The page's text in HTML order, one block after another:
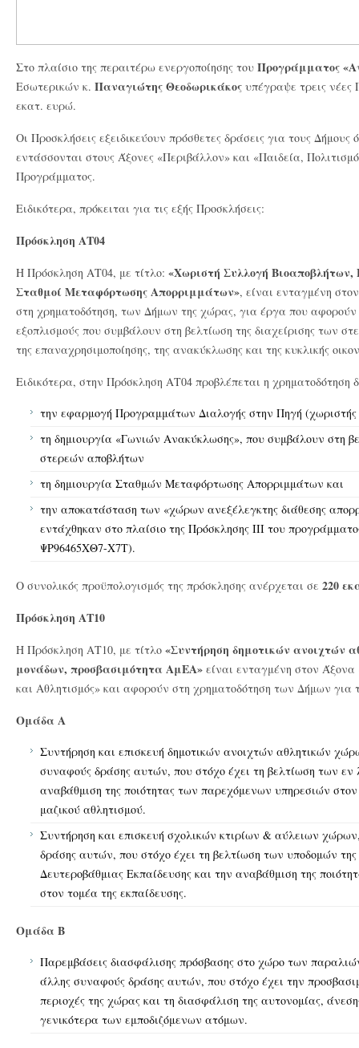
Στο πλαίσιο της περαιτέρω ενεργοποίησης του Προγράμματος
Εσωτερικών κ. Παναγιώτης Θεοδωρικάκος υπέγραψε τρεις νέες
εκατ. ευρώ.
Οι Προσκλήσεις εξειδικεύουν πρόσθετες δράσεις για τους Δήμους
εντάσσονται στους Άξονες «Περιβάλλον» και «Παιδεία,
Προγράμματος.
Ειδικότερα, πρόκειται για τις εξής Προσκλήσεις:
Πρόσκληση ΑΤ04
Η Πρόσκληση ΑΤ04, με τίτλο: «Χωριστή Συλλογή
Σταθμοί Μεταφόρτωσης Απορριμμάτων», είναι ενταγμένη
στη χρηματοδότηση, των Δήμων της χώρας, για έργα που αφορούν
εξοπλισμούς που συμβάλουν στη βελτίωση της διαχείρισης των
της επαναχρησιμοποίησης, της ανακύκλωσης και της κυκλικής
Ειδικότερα, στην Πρόσκληση ΑΤ04 προβλέπεται η χρηματοδότηση
την εφαρμογή Προγραμμάτων Διαλογής στην Πηγή
τη δημιουργία «Γωνιών Ανακύκλωσης», που συμβάλουν στη
στερεών αποβλήτων
τη δημιουργία Σταθμών Μεταφόρτωσης Απορριμμάτων και
την αποκατάσταση των «χώρων ανεξέλεγκτης διάθεσης
εντάχθηκαν στο πλαίσιο της Πρόσκλησης ΙΙΙ του
ΨΡ96465ΧΘ7-Χ7Τ).
Ο συνολικός προϋπολογισμός της πρόσκλησης ανέρχεται σε 220
Πρόσκληση ΑΤ10
Η Πρόσκληση ΑΤ10, με τίτλο «Συντήρηση δημοτικών ανοιχτών
μονάδων, προσβασιμότητα ΑμΕΑ» είναι ενταγμένη στον Άξονα
και Αθλητισμός» και αφορούν στη χρηματοδότηση των Δήμων για
Ομάδα Α
Συντήρηση και επισκευή δημοτικών ανοιχτών αθλητικών
συναφούς δράσης αυτών, που στόχο έχει τη βελτίωση των
αναβάθμιση της ποιότητας των παρεχόμενων υπηρεσιών
μαζικού αθλητισμού.
Συντήρηση και επισκευή σχολικών κτιρίων & αύλειων
δράσης αυτών, που στόχο έχει τη βελτίωση των υποδομών
Δευτεροβάθμιας Εκπαίδευσης και την αναβάθμιση της
στον τομέα της εκπαίδευσης.
Ομάδα Β
Παρεμβάσεις διασφάλισης πρόσβασης στο χώρο των
άλλης συναφούς δράσης αυτών, που στόχο έχει την
περιοχές της χώρας και τη διασφάλιση της αυτονομίας,
γενικότερα των εμποδιζόμενων ατόμων.